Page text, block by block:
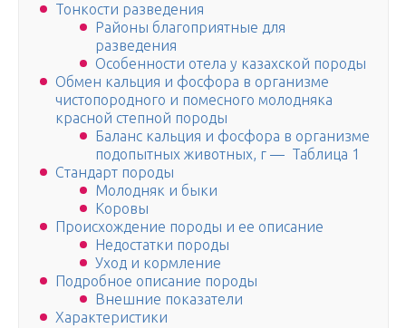
Тонкости разведения
Районы благоприятные для
разведения
Особенности отела у казахской породы
Обмен кальция и фосфора в организме
чистопородного и помесного молодняка
красной степной породы
Баланс кальция и фосфора в организме
подопытных животных, г — Таблица 1
Стандарт породы
Молодняк и быки
Коровы
Происхождение породы и ее описание
Недостатки породы
Уход и кормление
Подробное описание породы
Внешние показатели
Характеристики